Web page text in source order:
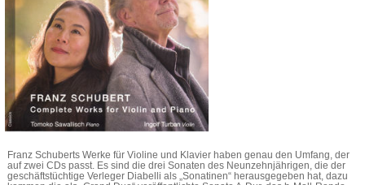
Franz Schuberts Werke für Violine und Klavier haben genau den Umfang, der
auf zwei CDs passt. Es sind die drei Sonaten des Neunzehnjährigen, die der
geschäftstüchtige Verleger Diabelli als „Sonatinen“ herausgegeben hat, dazu